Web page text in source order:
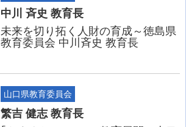
中川 斉史 教育長
未来を切り拓く人財の育成～徳島県
教育委員会 中川斉史 教育長
山口県教育委員会
繁吉 健志 教育長